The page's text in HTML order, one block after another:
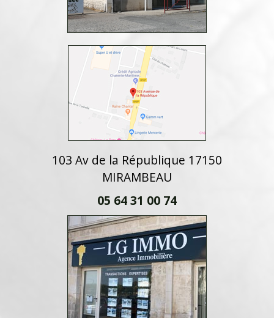
103 Av de la République 17150
MIRAMBEAU
05 64 31 00 74